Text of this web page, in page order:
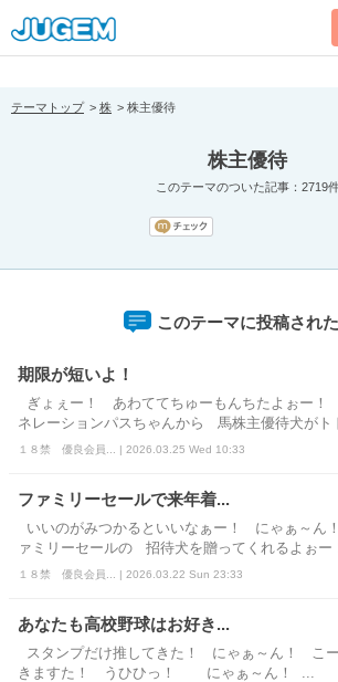
[pear_error: message="Success" code=0
prefix="" info=""]
テーマトップ 株 株主優待
株主優待
このテーマのついた記事：2719
このテーマに投稿され
期限が短いよ！
ぎょぇー！ あわててちゅーもんちたよぉー
ネレーションパスちゃんから 馬株主優待犬がト
１８禁 優良会員... | 2026.03.25 Wed 10:33
ファミリーセールで来年着...
いいのがみつかるといいなぁー！ にゃぁ～ん
ァミリーセールの 招待犬を贈ってくれるよぉ
１８禁 優良会員... | 2026.03.22 Sun 23:33
あなたも高校野球はお好き...
スタンプだけ推してきた！ にゃぁ～ん！ こ
きますた！ うひひっ！ にゃぁ～ん！ ...